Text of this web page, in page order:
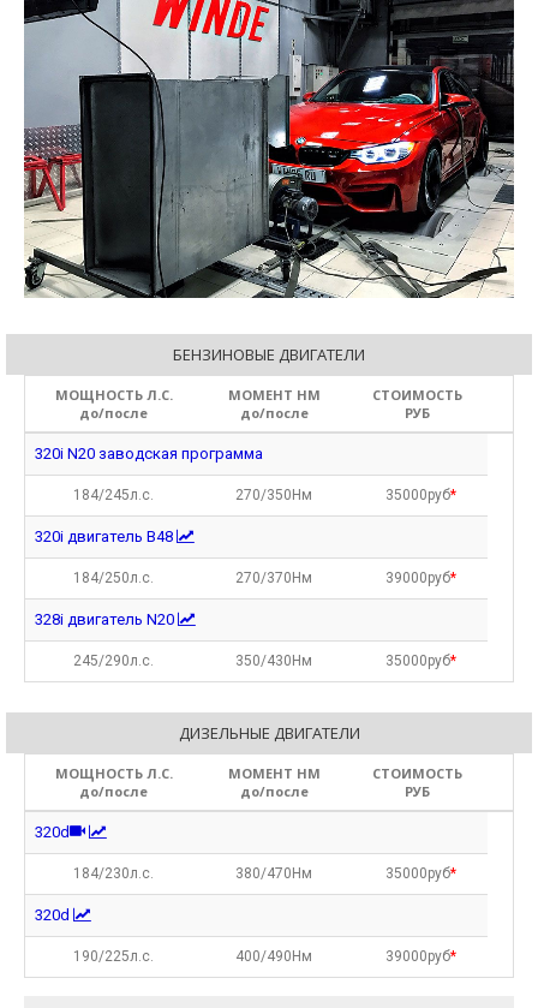
БЕНЗИНОВЫЕ ДВИГАТЕЛИ
МОЩНОСТЬ Л.С.
до/после
МОМЕНТ НМ
до/после
СТОИМОСТЬ
РУБ
320i N20 заводская программа
184/245л.с. 270/350Нм 35000руб*
320i двигатель B48
184/250л.с. 270/370Нм 39000руб*
328i двигатель N20
245/290л.с. 350/430Нм 35000руб*
ДИЗЕЛЬНЫЕ ДВИГАТЕЛИ
МОЩНОСТЬ Л.С.
до/после
МОМЕНТ НМ
до/после
СТОИМОСТЬ
РУБ
320d
184/230л.с. 380/470Нм 35000руб*
320d
190/225л.с. 400/490Нм 39000руб*